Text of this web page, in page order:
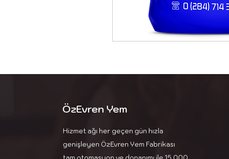
ÖzEvren Yem
Hizmet ağı her geçen gün hızla
genişleyen ÖzEvren Yem Fabrikası